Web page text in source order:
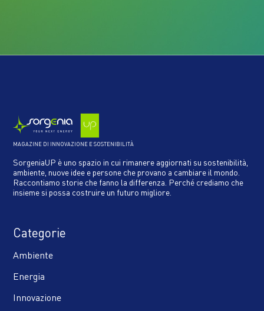
MAGAZINE DI INNOVAZIONE E SOSTENIBILITÀ
SorgeniaUP è uno spazio in cui rimanere aggiornati su sostenibilità,
ambiente, nuove idee e persone che provano a cambiare il mondo.
Raccontiamo storie che fanno la differenza. Perché crediamo che
insieme si possa costruire un futuro migliore.
Categorie
Ambiente
Energia
Innovazione